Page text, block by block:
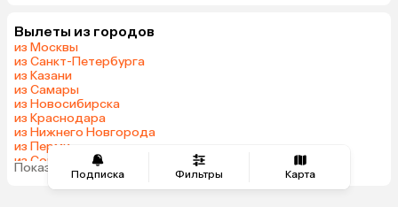
Подписка Фильтры Карта
Беларусь
Шри-Ланка
Азербайджан
Сербия
Киргизия
Саудовская Аравия
Венгрия
Вылеты из городов
из Москвы
из Санкт-Петербурга
из Казани
из Самары
из Новосибирска
из Краснодара
из Нижнего Новгорода
из Перми
из Сочи
из Челябинска
Показать все города